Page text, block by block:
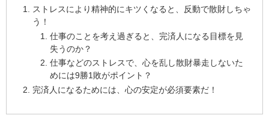
ストレスにより精神的にキツくなると、反動で散財しちゃ
う！
仕事のことを考え過ぎると、完済人になる目標を見
失うのか？
仕事などのストレスで、心を乱し散財暴走しないた
めには9勝1敗がポイント？
完済人になるためには、心の安定が必須要素だ！